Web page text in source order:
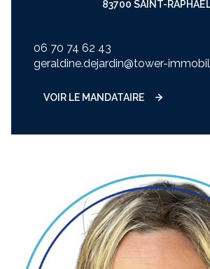
83700 SAINT-
06 70 74 62 43
geraldine.dejardin@tower-
VOIR LE MANDATAIRE